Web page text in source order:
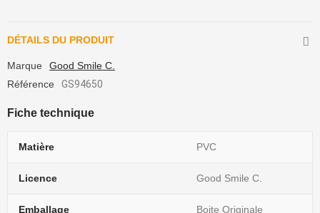
DÉTAILS DU PRODUIT
Marque
Good Smile C.
Référence
GS94650
Fiche technique
Matière PVC
Licence Good Smile C.
Emballage Boite Originale